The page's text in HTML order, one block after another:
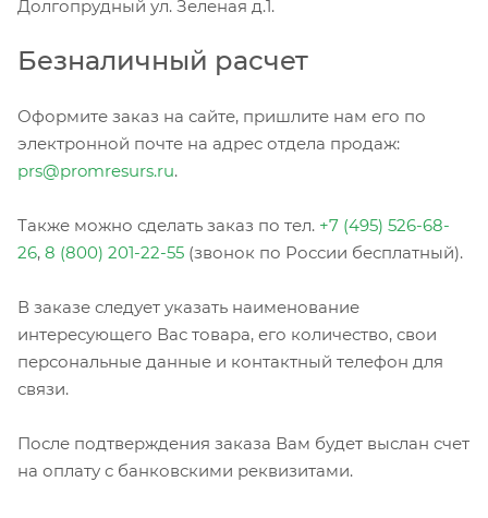
Долгопрудный ул. Зеленая д.1.
Безналичный расчет
Оформите заказ на сайте, пришлите нам его по
электронной почте на адрес отдела продаж:
prs@promresurs.ru.
Также можно сделать заказ по тел. +7 (495) 526-68-
26, 8 (800) 201-22-55 (звонок по России бесплатный).
В заказе следует указать наименование
интересующего Вас товара, его количество, свои
персональные данные и контактный телефон для
связи.
После подтверждения заказа Вам будет выслан счет
на оплату с банковскими реквизитами.